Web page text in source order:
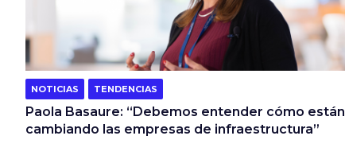
NOTICIAS TENDENCIAS
Paola Basaure: “Debemos entender cómo están
cambiando las empresas de infraestructura”